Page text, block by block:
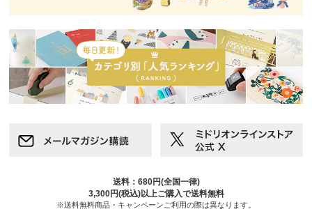
送料：680円(全国一律)
3,300円(税込)以上ご購入で送料無料
※送料無料商品・キャンペーンご利用の際は異なります。